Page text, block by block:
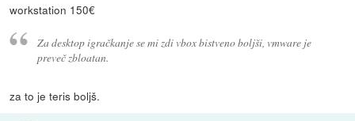
workstation 150€
Za desktop igračkanje se mi zdi vbox bistveno boljši, vmware je
preveč zbloatan.
za to je teris boljš.